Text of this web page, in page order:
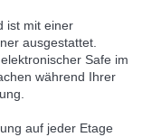
ist mit einer
ausgestattet.
Safe im
während Ihrer
auf jeder Etage